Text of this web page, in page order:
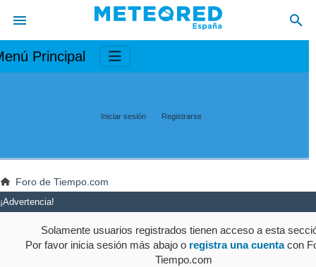
Principal
Iniciar sesión Registrarse
Foro de Tiempo.com
¡Advertencia!
Solamente usuarios registrados tienen acceso a esta
Por favor inicia sesión más abajo o registra una cuentacon
Tiempo.com